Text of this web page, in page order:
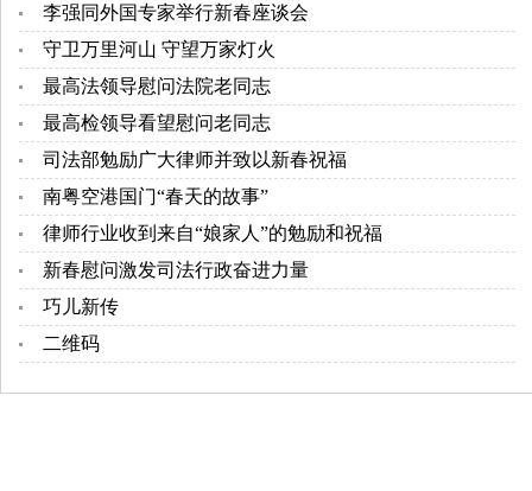
李强同外国专家举行新春座谈会
守卫万里河山 守望万家灯火
最高法领导慰问法院老同志
最高检领导看望慰问老同志
司法部勉励广大律师并致以新春祝福
南粤空港国门“春天的故事”
律师行业收到来自“娘家人”的勉励和祝福
新春慰问激发司法行政奋进力量
巧儿新传
二维码